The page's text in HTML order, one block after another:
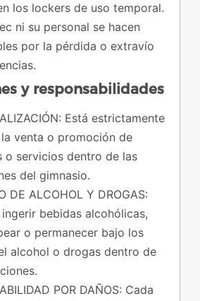
los lockers de uso temporal.
ni su personal se hacen
por la pérdida o extravío
y responsabilidades
Está estrictamente
venta o promoción de
o servicios dentro de las
del gimnasio.
DE ALCOHOL Y DROGAS:
bebidas alcohólicas,
o permanecer bajo los
alcohol o drogas dentro de
POR DAÑOS: Cada